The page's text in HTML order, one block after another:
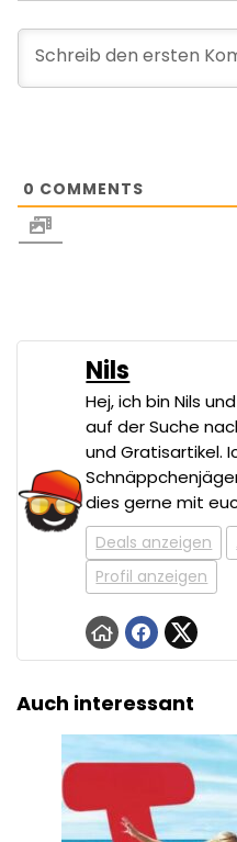
0 COMMENTS
Nils
Hej, ich bin Nils
auf der Suche
und Gratisartikel.
dies gerne mit
Deals anzeigen
Profil anzeigen
Auch interessant